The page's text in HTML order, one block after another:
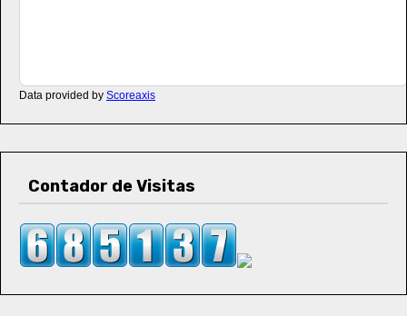
Data provided by Scoreaxis
Contador de Visitas